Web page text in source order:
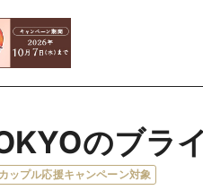
のブラ
カップル応援キャンペーン対象